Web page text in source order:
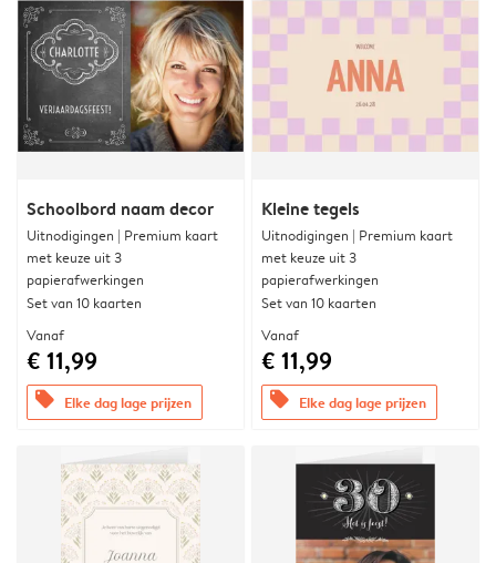
Schoolbord naam decor
Uitnodigingen | Premium kaart
met keuze uit 3
papierafwerkingen
Set van 10 kaarten
Vanaf
€ 11,99
offers Elke dag lage prijzen
Kleine tegels
Uitnodigingen | Premium kaart
met keuze uit 3
papierafwerkingen
Set van 10 kaarten
Vanaf
€ 11,99
offers Elke dag lage prijzen